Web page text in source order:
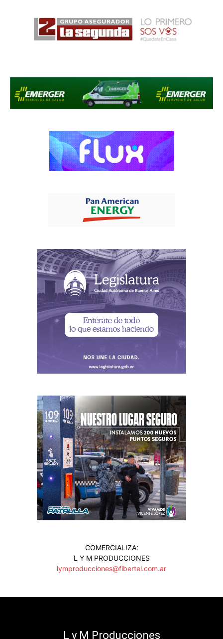
COMERCIALIZA:
L Y M PRODUCCIONES
lymproducciones@fibertel.com.ar
L y M Producciones